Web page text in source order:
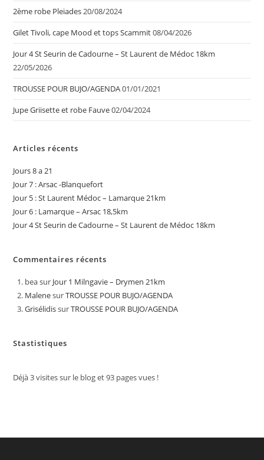
2ème robe Pleiades20/08/2024
Gilet Tivoli, cape Mood et tops Scammit08/04/2026
Jour 4 St Seurin de Cadourne – St Laurent de Médoc 18km
22/05/2026
TROUSSE POUR BUJO/AGENDA01/01/2021
Jupe Griisette et robe Fauve02/04/2024
Articles récents
Jours 8 a 21
Jour 7 : Arsac -Blanquefort
Jour 5 : St Laurent Médoc – Lamarque 21km
Jour 6 : Lamarque – Arsac 18,5km
Jour 4 St Seurin de Cadourne – St Laurent de Médoc 18km
Commentaires récents
beasur Jour 1 Milngavie – Drymen 21km
MalenesurTROUSSE POUR BUJO/AGENDA
GrisélidissurTROUSSE POUR BUJO/AGENDA
Stastistiques
Déjà3visites sur le blog et93 pages vues !